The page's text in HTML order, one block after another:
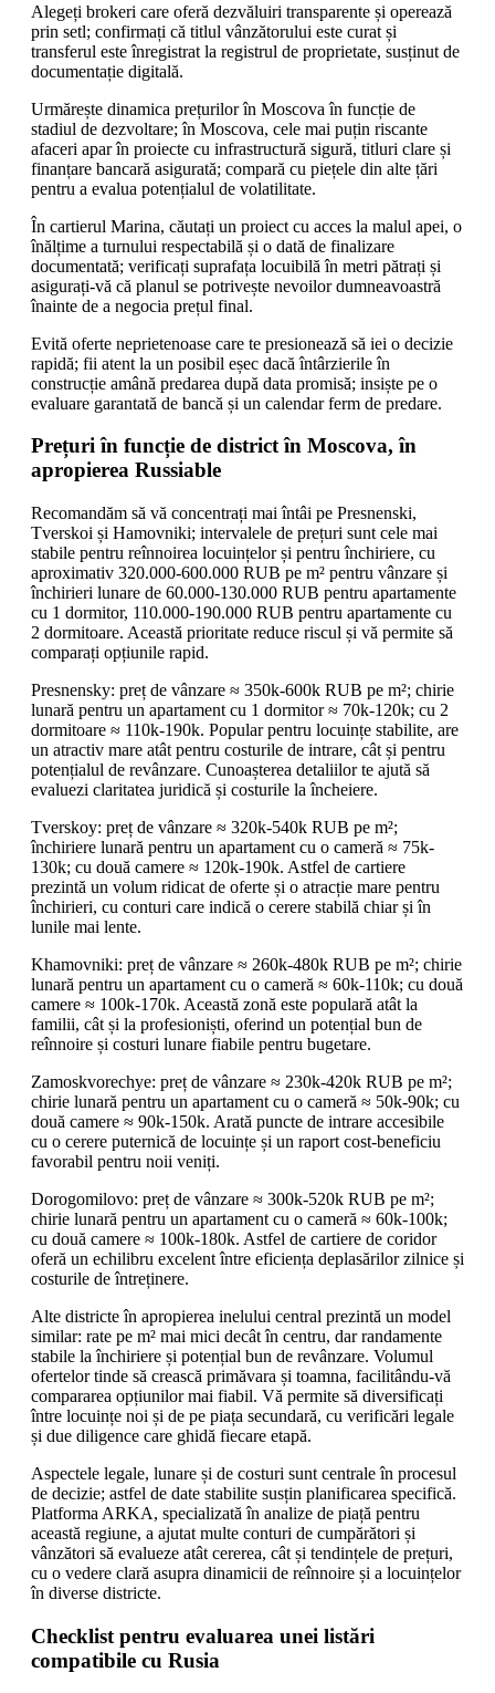
Alegeți brokeri care oferă dezvăluiri transparente și operează
prin setl; confirmați că titlul vânzătorului este curat și
transferul este înregistrat la registrul de proprietate, susținut de
documentație digitală.
Urmărește dinamica prețurilor în Moscova în funcție de
stadiul de dezvoltare; în Moscova, cele mai puțin riscante
afaceri apar în proiecte cu infrastructură sigură, titluri clare și
finanțare bancară asigurată; compară cu piețele din alte țări
pentru a evalua potențialul de volatilitate.
În cartierul Marina, căutați un proiect cu acces la malul apei, o
înălțime a turnului respectabilă și o dată de finalizare
documentată; verificați suprafața locuibilă în metri pătrați și
asigurați-vă că planul se potrivește nevoilor dumneavoastră
înainte de a negocia prețul final.
Evită oferte neprietenoase care te presionează să iei o decizie
rapidă; fii atent la un posibil eșec dacă întârzierile în
construcție amână predarea după data promisă; insiște pe o
evaluare garantată de bancă și un calendar ferm de predare.
Prețuri în funcție de district în Moscova, în
apropierea Russiable
Recomandăm să vă concentrați mai întâi pe Presnenski,
Tverskoi și Hamovniki; intervalele de prețuri sunt cele mai
stabile pentru reînnoirea locuințelor și pentru închiriere, cu
aproximativ 320.000-600.000 RUB pe m² pentru vânzare și
închirieri lunare de 60.000-130.000 RUB pentru apartamente
cu 1 dormitor, 110.000-190.000 RUB pentru apartamente cu
2 dormitoare. Această prioritate reduce riscul și vă permite să
comparați opțiunile rapid.
Presnensky: preț de vânzare ≈ 350k-600k RUB pe m²; chirie
lunară pentru un apartament cu 1 dormitor ≈ 70k-120k; cu 2
dormitoare ≈ 110k-190k. Popular pentru locuințe stabilite, are
un atractiv mare atât pentru costurile de intrare, cât și pentru
potențialul de revânzare. Cunoașterea detaliilor te ajută să
evaluezi claritatea juridică și costurile la încheiere.
Tverskoy: preț de vânzare ≈ 320k-540k RUB pe m²;
închiriere lunară pentru un apartament cu o cameră ≈ 75k-
130k; cu două camere ≈ 120k-190k. Astfel de cartiere
prezintă un volum ridicat de oferte și o atracție mare pentru
închirieri, cu conturi care indică o cerere stabilă chiar și în
lunile mai lente.
Khamovniki: preț de vânzare ≈ 260k-480k RUB pe m²; chirie
lunară pentru un apartament cu o cameră ≈ 60k-110k; cu două
camere ≈ 100k-170k. Această zonă este populară atât la
familii, cât și la profesioniști, oferind un potențial bun de
reînnoire și costuri lunare fiabile pentru bugetare.
Zamoskvorechye: preț de vânzare ≈ 230k-420k RUB pe m²;
chirie lunară pentru un apartament cu o cameră ≈ 50k-90k; cu
două camere ≈ 90k-150k. Arată puncte de intrare accesibile
cu o cerere puternică de locuințe și un raport cost-beneficiu
favorabil pentru noii veniți.
Dorogomilovo: preț de vânzare ≈ 300k-520k RUB pe m²;
chirie lunară pentru un apartament cu o cameră ≈ 60k-100k;
cu două camere ≈ 100k-180k. Astfel de cartiere de coridor
oferă un echilibru excelent între eficiența deplasărilor zilnice și
costurile de întreținere.
Alte districte în apropierea inelului central prezintă un model
similar: rate pe m² mai mici decât în centru, dar randamente
stabile la închiriere și potențial bun de revânzare. Volumul
ofertelor tinde să crească primăvara și toamna, facilitându-vă
compararea opțiunilor mai fiabil. Vă permite să diversificați
între locuințe noi și de pe piața secundară, cu verificări legale
și due diligence care ghidă fiecare etapă.
Aspectele legale, lunare și de costuri sunt centrale în procesul
de decizie; astfel de date stabilite susțin planificarea specifică.
Platforma ARKA, specializată în analize de piață pentru
această regiune, a ajutat multe conturi de cumpărători și
vânzători să evalueze atât cererea, cât și tendințele de prețuri,
cu o vedere clară asupra dinamicii de reînnoire și a locuințelor
în diverse districte.
Checklist pentru evaluarea unei listări
compatibile cu Rusia